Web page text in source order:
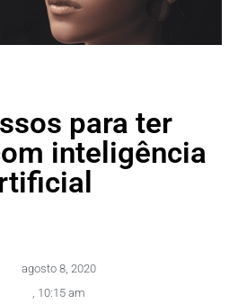
para ter
inteligência
agosto 8, 2020
10:15 am